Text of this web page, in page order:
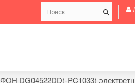
DG04522DD(-PC1033)